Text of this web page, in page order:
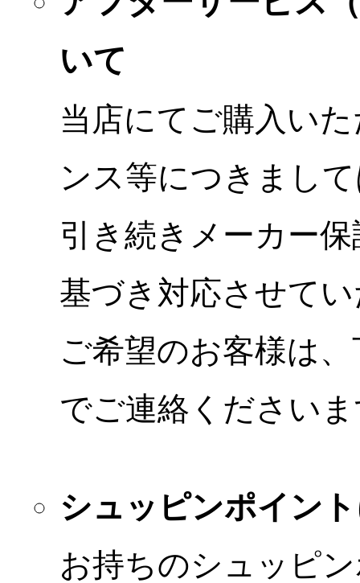
いて
当店にてご購入い
ンス等につきまし
引き続きメーカー
基づき対応させて
ご希望のお客様は
でご連絡ください
シュッピンポイン
お持ちのシュッピ